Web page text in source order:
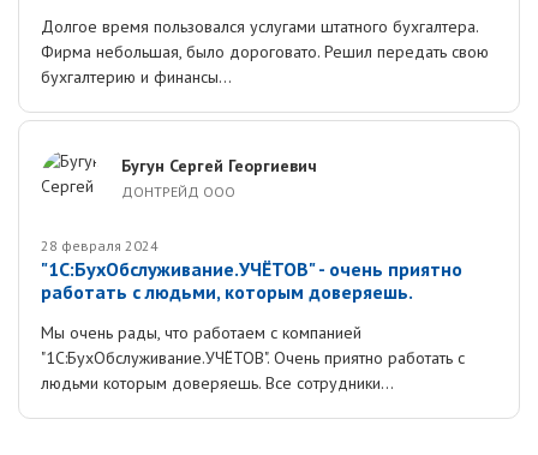
Долгое время пользовался услугами штатного бухгалтера.
Фирма небольшая, было дороговато. Решил передать свою
бухгалтерию и финансы...
Бугун Сергей Георгиевич
ДОНТРЕЙД ООО
28 февраля 2024
"1С:БухОбслуживание.УЧЁТОВ" - очень приятно
работать с людьми, которым доверяешь.
Мы очень рады, что работаем с компанией
"1С:БухОбслуживание.УЧЁТОВ". Очень приятно работать с
людьми которым доверяешь. Все сотрудники...